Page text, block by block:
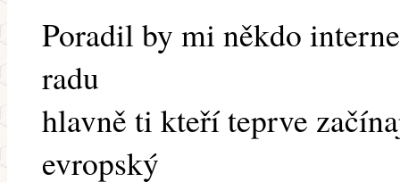
Poradil by mi někdo
radu
hlavně ti kteří teprve
evropský